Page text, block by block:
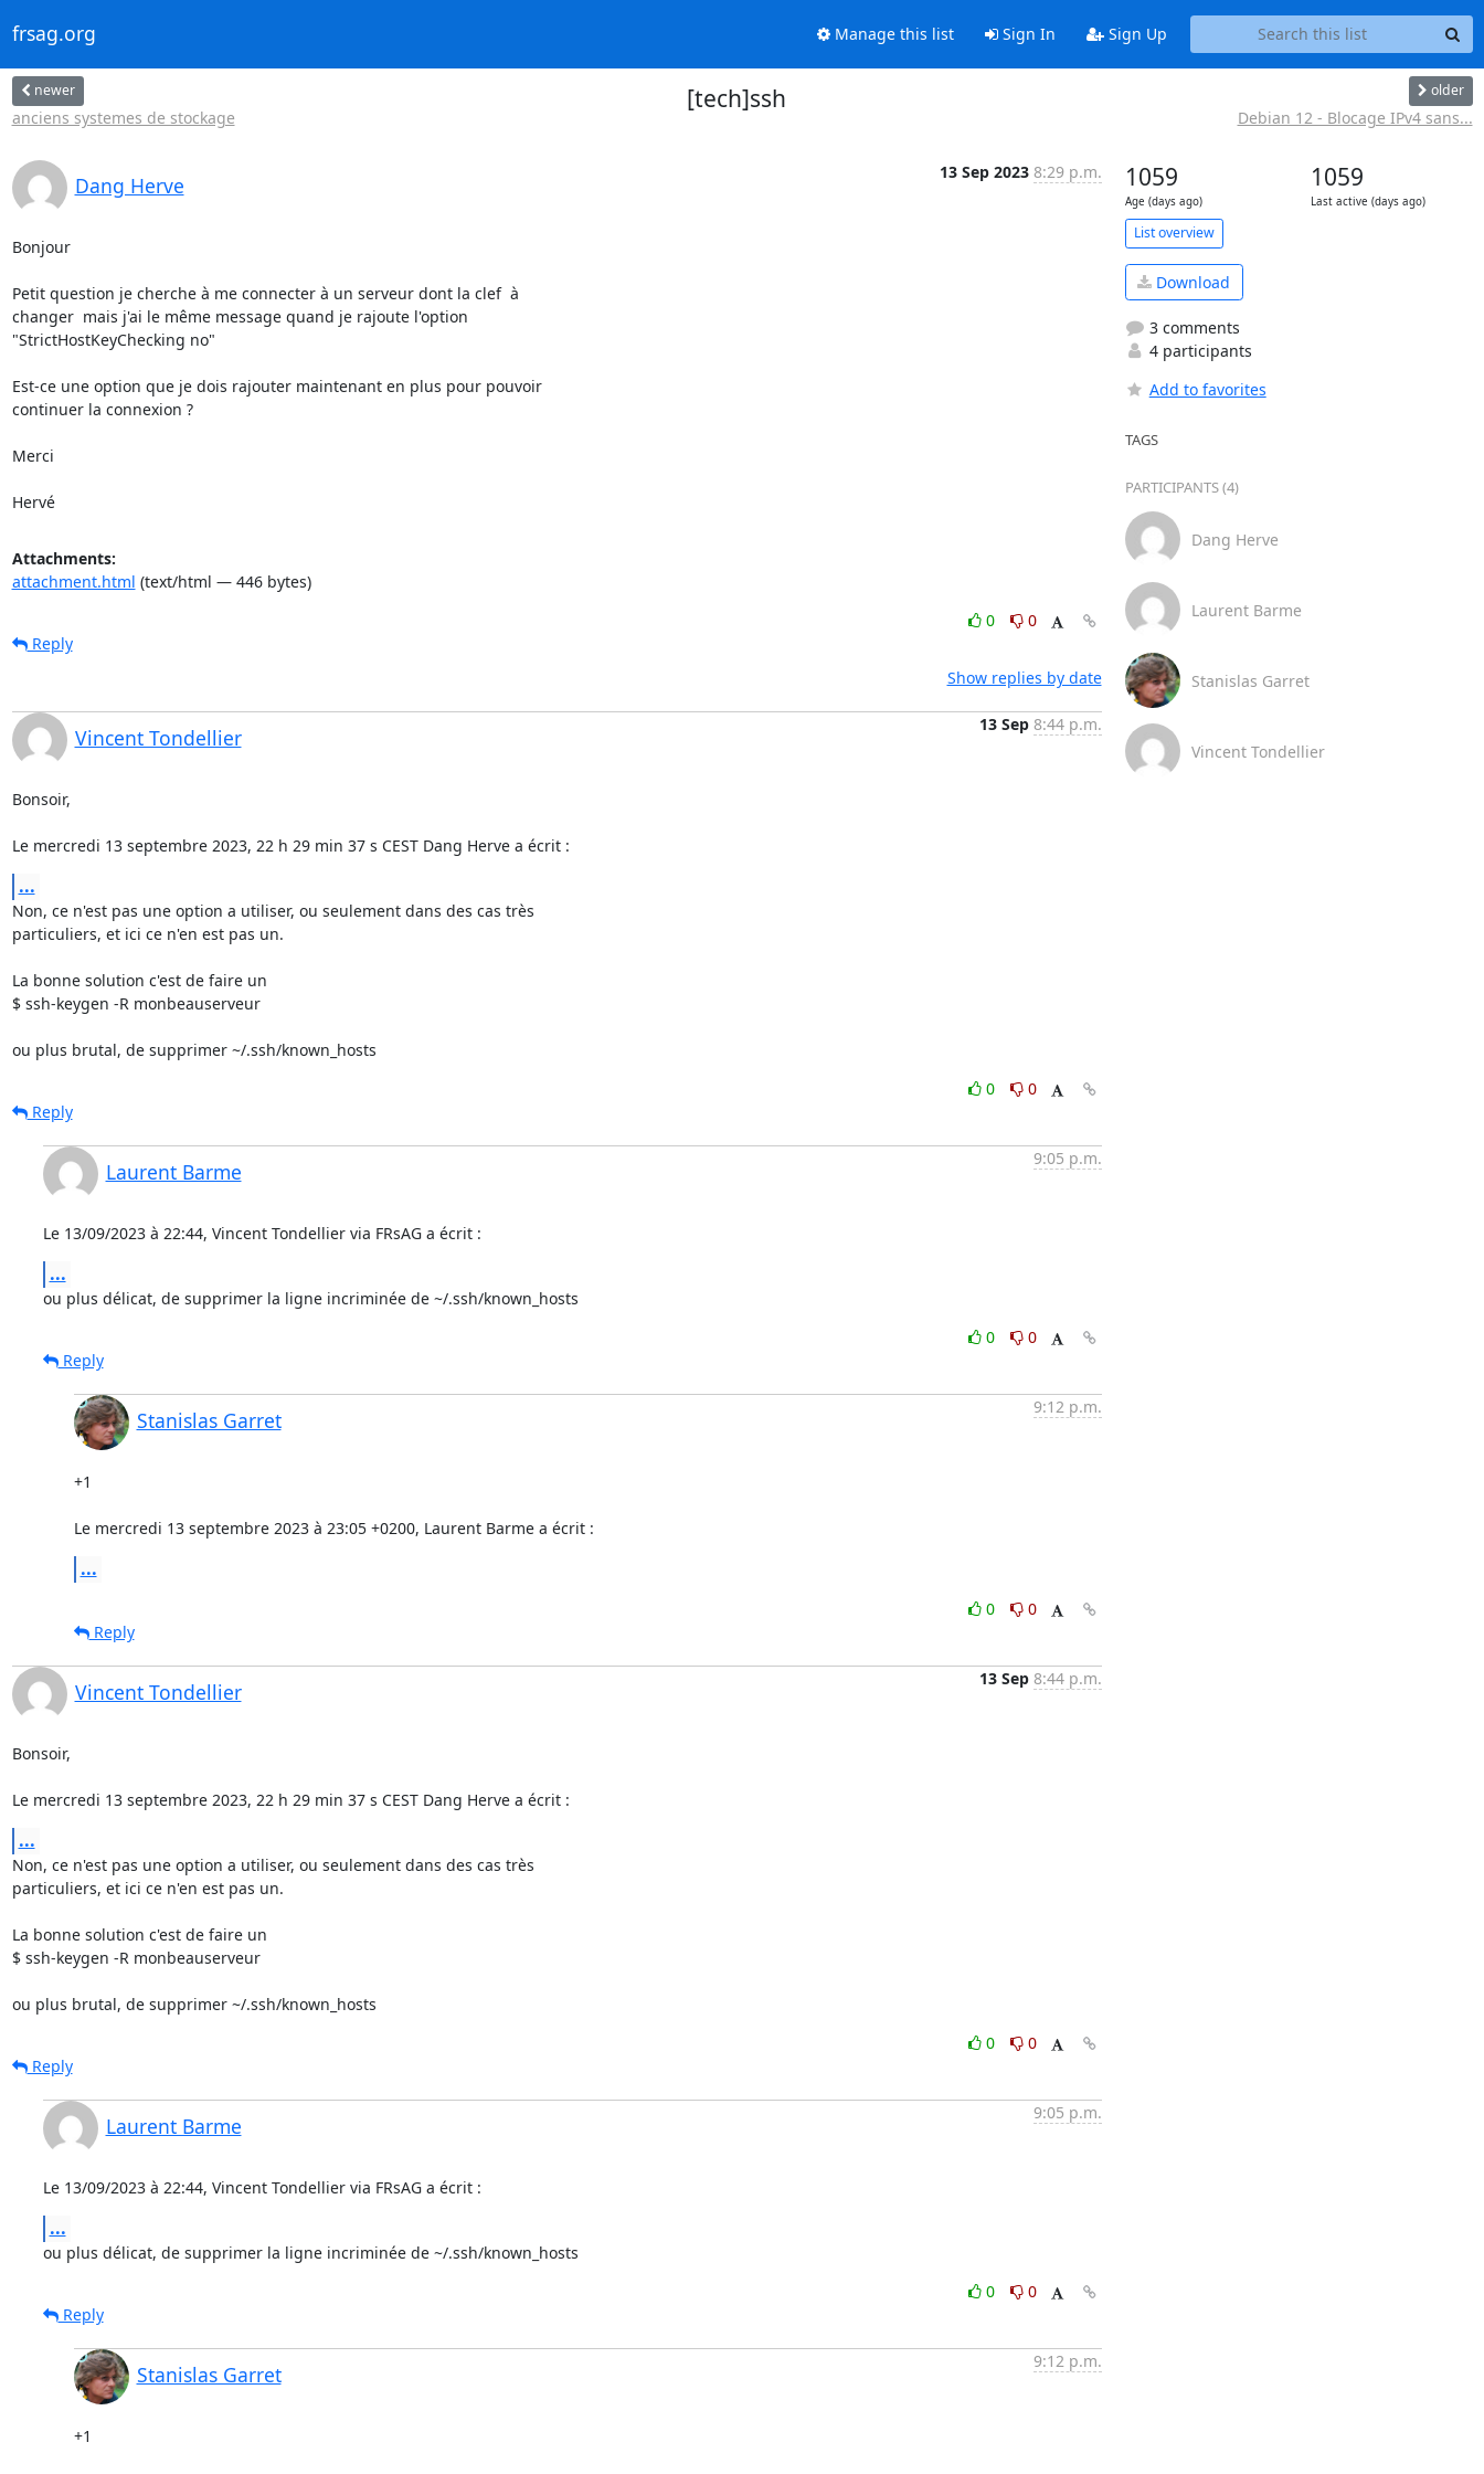
frsag.org Manage this list Sign In Sign Up
newer
anciens systemes de stockage
[tech]ssh older
Debian 12 - Blocage IPv4 sans...
Dang Herve
13 Sep 2023 8:29 p.m.
Bonjour
Petit question je cherche à me connecter à un serveur dont la clef  à
changer  mais j'ai le même message quand je rajoute l'option
"StrictHostKeyChecking no"
Est-ce une option que je dois rajouter maintenant en plus pour pouvoir
continuer la connexion ?
Merci
Hervé
Attachments:
attachment.html (text/html — 446 bytes)
0
0
Reply
Show replies by date
Vincent Tondellier
13 Sep 8:44 p.m.
Bonsoir,
Le mercredi 13 septembre 2023, 22 h 29 min 37 s CEST Dang Herve a écrit :
...
Non, ce n'est pas une option a utiliser, ou seulement dans des cas très
particuliers, et ici ce n'en est pas un.
La bonne solution c'est de faire un
$ ssh-keygen -R monbeauserveur
ou plus brutal, de supprimer ~/.ssh/known_hosts
0
0
Reply
Laurent Barme
9:05 p.m.
Le 13/09/2023 à 22:44, Vincent Tondellier via FRsAG a écrit :
...
ou plus délicat, de supprimer la ligne incriminée de ~/.ssh/known_hosts
0
0
Reply
Stanislas Garret
9:12 p.m.
+1
Le mercredi 13 septembre 2023 à 23:05 +0200, Laurent Barme a écrit :
...
0
0
Reply
Vincent Tondellier
13 Sep 8:44 p.m.
Bonsoir,
Le mercredi 13 septembre 2023, 22 h 29 min 37 s CEST Dang Herve a écrit :
...
Non, ce n'est pas une option a utiliser, ou seulement dans des cas très
particuliers, et ici ce n'en est pas un.
La bonne solution c'est de faire un
$ ssh-keygen -R monbeauserveur
ou plus brutal, de supprimer ~/.ssh/known_hosts
0
0
Reply
Laurent Barme
9:05 p.m.
Le 13/09/2023 à 22:44, Vincent Tondellier via FRsAG a écrit :
...
ou plus délicat, de supprimer la ligne incriminée de ~/.ssh/known_hosts
0
0
Reply
Stanislas Garret
9:12 p.m.
+1
1059
Age (days ago)
1059
Last active (days ago)
List overview
Download
3 comments
4 participants
Add to favorites
TAGS
PARTICIPANTS (4)
Dang Herve
Laurent Barme
Stanislas Garret
Vincent Tondellier